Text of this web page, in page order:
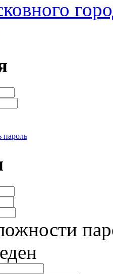
пароль